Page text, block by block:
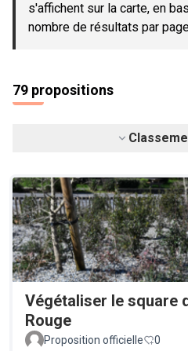
s'affichent sur la carte, en
nombre de résultats par
79 propositions
Végétaliser le square
Rouge
Proposition officielle 0